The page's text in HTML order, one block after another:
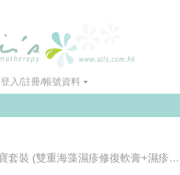
登入/註冊/帳號資料
Live 0801 濕疹孖寶套裝 (雙重海藻濕疹修復軟膏+濕疹止痕油)